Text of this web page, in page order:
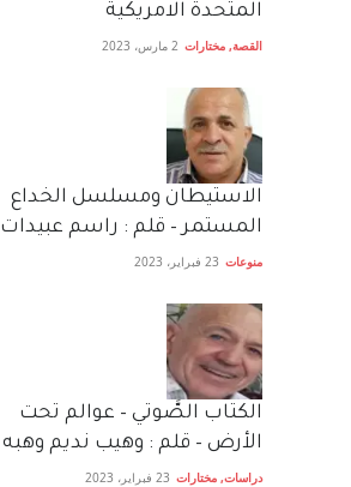
المتحدة الامريكية
القصة, مختارات 2 مارس، 2023
الاستيطان ومسلسل الخداع
المستمر – قلم : راسم عبيدات
منوعات 23 فبراير، 2023
الكتاب الصَّوتي – عوالم تحت
الأرض – قلم : وهيب نديم وهبه
دراسات, مختارات 23 فبراير، 2023